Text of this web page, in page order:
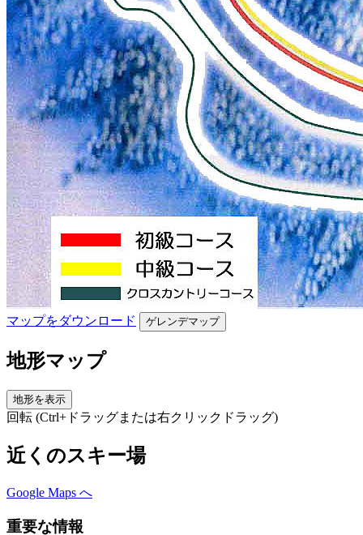
マップをダウンロード ゲレンデマップ
地形マップ
地形を表示
回転 (Ctrl+ドラッグまたは右クリックドラッグ)
近くのスキー場
Google Maps へ
重要な情報